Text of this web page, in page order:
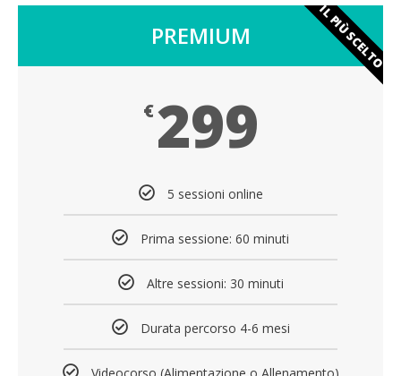
PREMIUM
€299
5 sessioni online
Prima sessione: 60 minuti
Altre sessioni: 30 minuti
Durata percorso 4-6 mesi
IL PIÙ SCELTO